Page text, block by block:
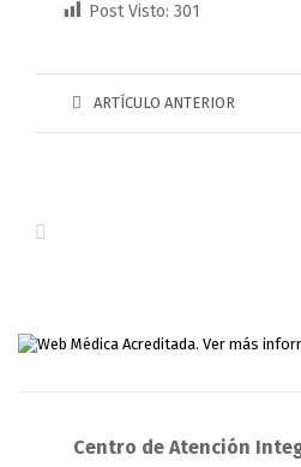
Post Visto: 301
ARTÍCULO ANTERIOR
Centro de Atención